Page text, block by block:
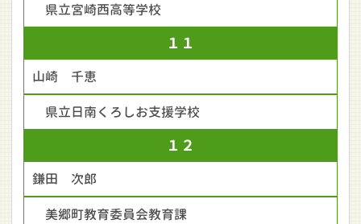
県立宮崎西高等学校
１１
山崎 千恵
県立日南くろしお支援学校
１２
鎌田 次郎
美郷町教育委員会教育課